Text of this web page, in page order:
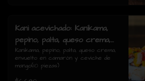
Kani acevichado: Kanikama,
pepino, palta, queso crema,
envuelto en camarón y
ceviche de mango(10 piezas)
Kanikama, pepino, palta, queso crema,
envuelto en camarón y ceviche de
mango(10 piezas)